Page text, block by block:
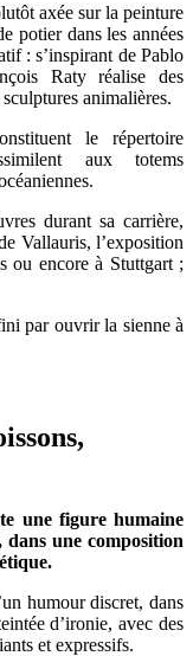
axée sur la peinture
potier dans les années
: s’inspirant de Pablo
Raty réalise des
animalières.
le répertoire
aux totems
durant sa carrière,
Vallauris, l’exposition
ou encore à Stuttgart ;
par ouvrir la sienne à
une figure humaine
dans une composition
humour discret, dans
d’ironie, avec des
et expressifs.